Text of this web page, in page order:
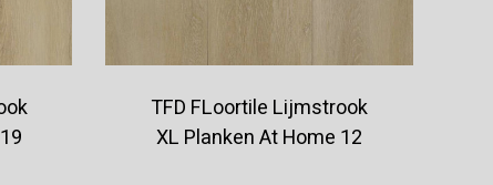
TFD FLoortile Lijmstrook
XL Planken At Home 12